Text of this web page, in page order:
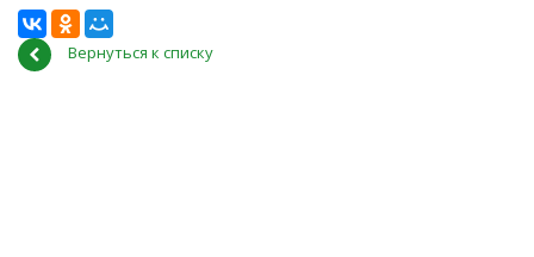
Вернуться к списку